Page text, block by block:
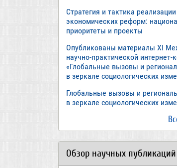
Стратегия и тактика
экономических реформ:
приоритеты и проекты
Опубликованы материалы XI
научно-практической интернет-
«Глобальные вызовы и
в зеркале социологических
Глобальные вызовы и
в зеркале социологических
Обзор научных публикаций